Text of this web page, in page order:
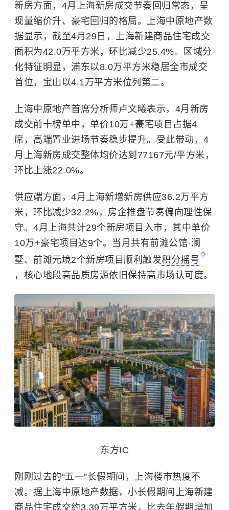
新房方面，4月上海新房成交节奏回归常态，呈
现量缩价升、豪宅回归的格局。上海中原地产数
据显示，截至4月29日，上海新建商品住宅成交
面积为42.0万平方米，环比减少25.4%。区域分
化特征明显，浦东以8.0万平方米稳居全市成交
首位，宝山以4.1万平方米位列第二。
上海中原地产首席分析师卢文曦表示，4月新房
成交前十榜单中，单价10万+豪宅项目占据4
席，高端置业进场节奏稳步提升。受此带动，4
月上海新房成交整体均价达到77167元/平方米，
环比上涨22.0%。
供应端方面，4月上海新增新房供应36.2万平方
米，环比减少32.2%，房企推盘节奏偏向理性保
守。4月上海共计29个新房项目入市，其中单价
10万+豪宅项目达9个。当月共有前滩公馆·澜
墅、前滩元境2个新房项目顺利触发积分摇号
，核心地段高品质房源依旧保持高市场认可度。
东方IC
刚刚过去的“五一”长假期间，上海楼市热度不
减。据上海中原地产数据，小长假期间上海新建
商品住宅成交约3.39万平方米，比去年假期增加